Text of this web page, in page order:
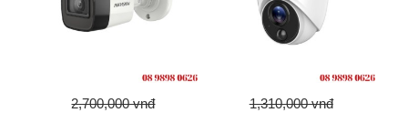
2,700,000 vnđ
1,310,000 vnđ